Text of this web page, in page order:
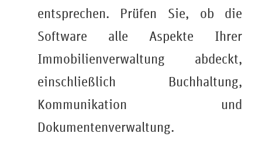
entsprechen. Prüfen Sie, ob die
Software alle Aspekte Ihrer
Immobilienverwaltung abdeckt,
einschließlich Buchhaltung,
Kommunikation und
Dokumentenverwaltung.